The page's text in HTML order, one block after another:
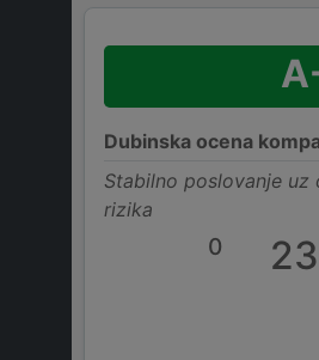
Dubinska ocena
Stabilno poslovanje
rizika
0